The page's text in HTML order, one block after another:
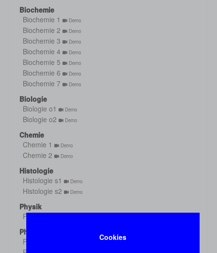
Cookies
Biochemie
Biochemie 1
Demo
Biochemie 2 Demo
Biochemie 3 Demo
Biochemie 4 Demo
Biochemie 5 Demo
Biochemie 6 Demo
Biochemie 7 Demo
Biologie
Biologie o1
Demo
Biologie o2 Demo
Chemie
Chemie 1
Demo
Chemie 2 Demo
Histologie
Histologie s1
Demo
Histologie s2 Demo
Physik
Physik
Physiologie
Physiologie 1